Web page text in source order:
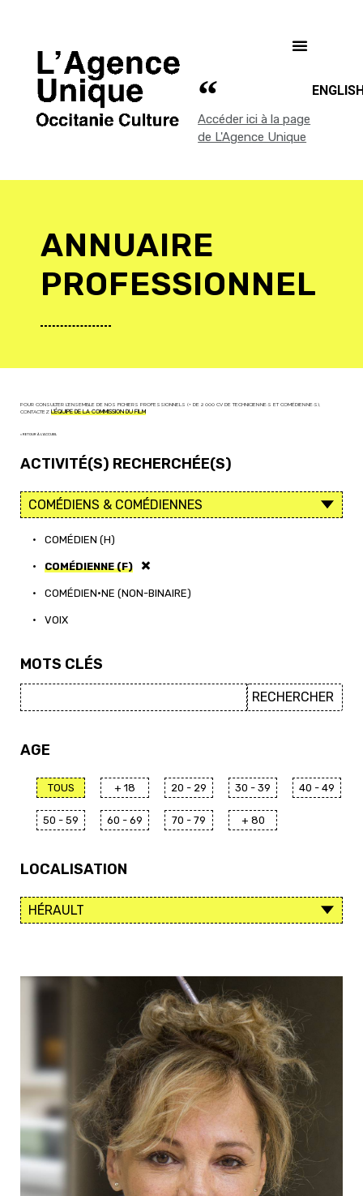
Accéder ici à la page
de L'Agence Unique
ANNUAIRE
PROFESSIONNEL
POUR CONSULTER L'ENSEMBLE DE NOS FICHIERS PROFESSIONNELS (+ DE 2 000 CV DE TECHNICIEN·NE·S ET COMÉDIEN·NE·S),
CONTACTEZ L'ÉQUIPE DE LA COMMISSION DU FILM
< RETOUR À L'ACCUEIL
ACTIVITÉ(S) RECHERCHÉE(S)
• COMÉDIEN (H)
• COMÉDIENNE (F)
• COMÉDIEN·NE (NON-BINAIRE)
• VOIX
MOTS CLÉS
AGE
TOUS + 18 20 - 29 30 - 39 40 - 49
50 - 59 60 - 69 70 - 79 + 80
LOCALISATION